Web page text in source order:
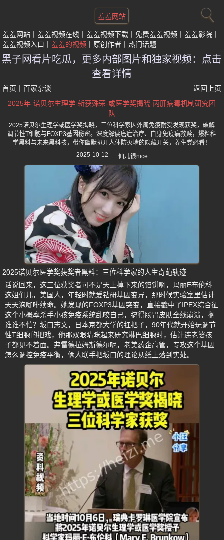
羞羞网站
羞羞网站 羞羞视频在线 羞羞视频下载 免费羞羞视频
羞羞影院
羞羞视频入口
羞羞的视频 原创作者 热门话题
黑子网看片吃瓜，更多内部图片和独家视频：点击
查看详情
首页 百家杂谈
返回上页
2025年-诺贝尔生理学-斩获殊荣-或医学奖揭晓-丙肝病毒机制研究团
队
2025诺贝尔生理学或医学奖揭晓，三位科学家因外周免疫耐受发现获奖，破解
调节性T细胞与FOXP3基因秘密。深度解读癌症治疗、自身免疫病救赎，爆料科
学黑料与未来黑科技，带你幽默扒开人体防火墙的隐藏开关，养生党必看！
2025-10-12
仙儿很nice
2025诺贝尔医学奖获奖者黑料：三位科学家的人生奇葩轨迹
话说回来，这三位获奖者可不是天上掉下来的馅饼啊，玛丽E布伦科
这姐们儿，美国人，年轻时就爱钻研基因变异，那时候实验室里估计
天天泡咖啡续命。她发现的FOXP3基因突变，直接戳中了IPEX综合征
这个小概率杀手小孩免疫系统乱咬自己，搞得肠胃皮肤全线崩溃，搁
谁谁不怕？坂口志文，日本京都大学的扛把子，90年代就开始玩调节
性T细胞的把戏，他那双眼睛眯起来研究淋巴细胞时，估计连老婆孩
子都见不着面。弗雷德拉姆斯德尔呢，老美药企高管，专攻这个基因
怎么调控免疫平衡，俩人联手把坂口的理论从纸上落到实处。